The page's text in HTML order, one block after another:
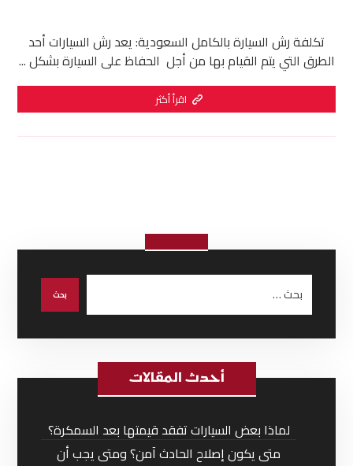
تكلفة رش السيارة بالكامل السعودية: يعد رش السيارات أحد
الطرق التي يتم القيام بها من أجل الحفاظ على السيارة بشكل ...
اقرأ أكثر
أحدث المقالات
لماذا بعض السيارات تفقد قيمتها بعد السمكرة؟
متى يكون إصلاح الحادث آمن؟ ومتى يجب أن